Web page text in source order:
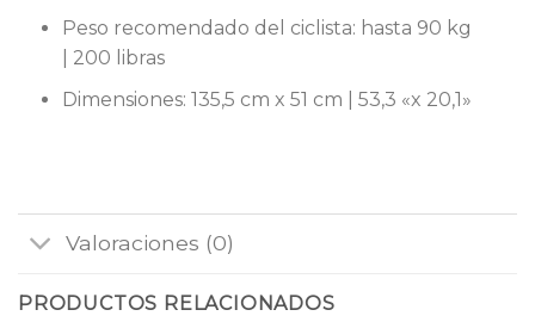
Peso recomendado del ciclista: hasta 90 kg
| 200 libras
Dimensiones: 135,5 cm x 51 cm | 53,3 «x 20,1»
Valoraciones (0)
PRODUCTOS RELACIONADOS